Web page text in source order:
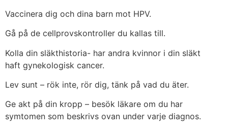
Vaccinera dig och dina barn mot HPV.
Gå på de cellprovskontroller du kallas till.
Kolla din släkthistoria- har andra kvinnor i din släkt
haft gynekologisk cancer.
Lev sunt – rök inte, rör dig, tänk på vad du äter.
Ge akt på din kropp – besök läkare om du har
symtomen som beskrivs ovan under varje diagnos.